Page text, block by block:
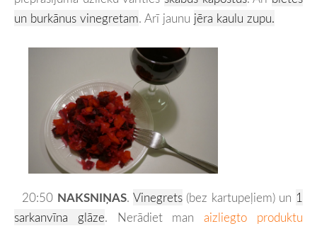
un burkānus vinegretam. Arī jaunu jēra kaulu zupu.
20:50 NAKSNIŅAS. Vinegrets(bez kartupeļiem) un 1
sarkanvīna glāze. Nerādiet manaizliegto produktu